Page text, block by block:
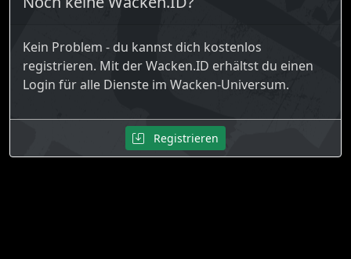
Kein Problem - du kannst dich kostenlos
registrieren. Mit der Wacken.ID erhältst du einen
Login für alle Dienste im Wacken-Universum.
Registrieren